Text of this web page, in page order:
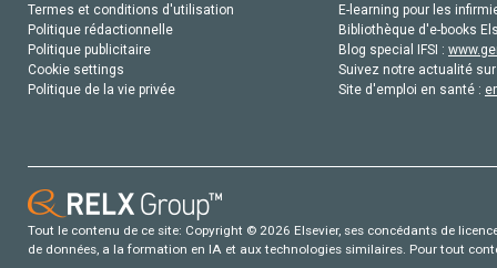
Termes et conditions d'utilisation
Politique rédactionnelle
Politique publicitaire
Cookie settings
Politique de la vie privée
E-learning pour les
Bibliothèque d'e-books
Blog special IFSI :
Suivez notre actualité
Site d'emploi en santé :
Tout le contenu de ce site: Copyright © 2026 Elsevier, ses concédants de
de données, a la formation en IA et aux technologies similaires. Pour tout